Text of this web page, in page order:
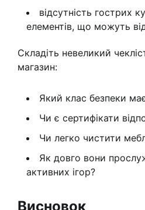
відсутність гострих
елементів, що можуть
Складіть невеликий
магазин:
Який клас безпеки
Чи є сертифікати
Чи легко чистити
Як довго вони
активних ігор?
Висновок